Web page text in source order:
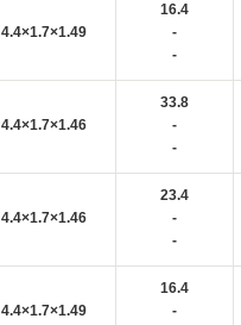
4.4×1.7×1.49
16.4
-
-
4.4×1.7×1.46
33.8
-
-
4.4×1.7×1.46
23.4
-
-
4.4×1.7×1.49
16.4
-